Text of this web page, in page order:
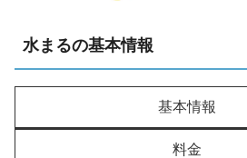
水まるの基本情報
基本情報
料金